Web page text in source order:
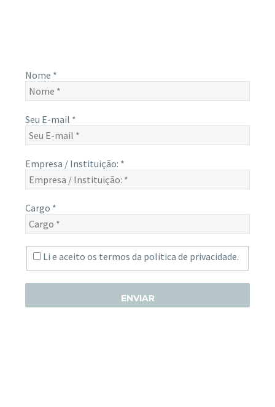
Nome *
Seu E-mail *
Empresa / Instituição: *
Cargo *
Li e aceito os termos da politica de privacidade.